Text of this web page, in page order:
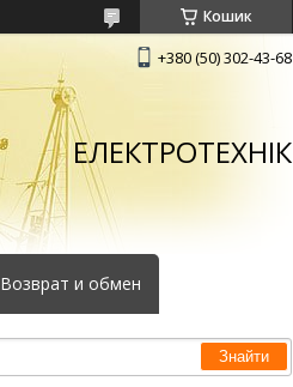
Кошик
+380 (50) 302-43-68
ЕЛЕКТРОТЕХНІК
Возврат и обмен
Знайти